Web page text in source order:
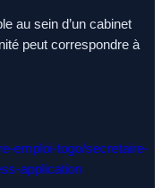
au sein d’un cabinet
peut correspondre à
emploi-togo/secretaire-
application